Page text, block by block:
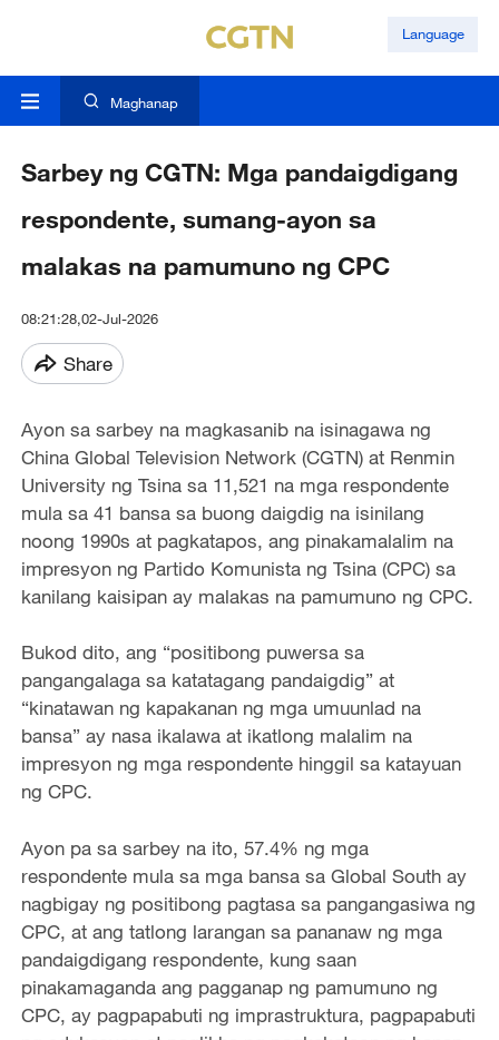
Language
Maghanap
Sarbey ng CGTN: Mga pandaigdigang
respondente, sumang-ayon sa
malakas na pamumuno ng CPC
08:21:28,02-Jul-2026
Share
Ayon sa sarbey na magkasanib na isinagawa ng
China Global Television Network (CGTN) at Renmin
University ng Tsina sa 11,521 na mga respondente
mula sa 41 bansa sa buong daigdig na isinilang
noong 1990s at pagkatapos, ang pinakamalalim na
impresyon ng Partido Komunista ng Tsina (CPC) sa
kanilang kaisipan ay malakas na pamumuno ng CPC.
Bukod dito, ang “positibong puwersa sa
pangangalaga sa katatagang pandaigdig” at
“kinatawan ng kapakanan ng mga umuunlad na
bansa” ay nasa ikalawa at ikatlong malalim na
impresyon ng mga respondente hinggil sa katayuan
ng CPC.
Ayon pa sa sarbey na ito, 57.4% ng mga
respondente mula sa mga bansa sa Global South ay
nagbigay ng positibong pagtasa sa pangangasiwa ng
CPC, at ang tatlong larangan sa pananaw ng mga
pandaigdigang respondente, kung saan
pinakamaganda ang pagganap ng pamumuno ng
CPC, ay pagpapabuti ng imprastruktura, pagpapabuti